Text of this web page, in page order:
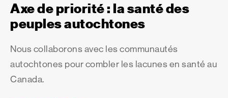
Axe de priorité : la santé des
peuples autochtones
Nous collaborons avec les communautés
autochtones pour combler les lacunes en santé au
Canada.